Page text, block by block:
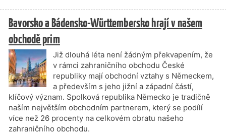
Bavorsko a Bádensko-Württembersko hrají v našem
obchodě prim
Již dlouhá léta není žádným překvapením, že
v rámci zahraničního obchodu České
republiky mají obchodní vztahy s Německem,
a především s jeho jižní a západní částí,
klíčový význam. Spolková republika Německo je tradičně
naším největším obchodním partnerem, který se podílí
více než 26 procenty na celkovém obratu našeho
zahraničního obchodu.